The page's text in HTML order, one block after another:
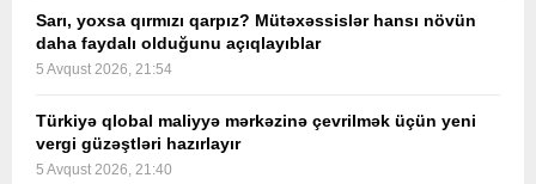
Sarı, yoxsa qırmızı qarpız? Mütəxəssislər hansı növün
daha faydalı olduğunu açıqlayıblar
5 Avqust 2026, 21:54
Türkiyə qlobal maliyyə mərkəzinə çevrilmək üçün yeni
vergi güzəştləri hazırlayır
5 Avqust 2026, 21:40